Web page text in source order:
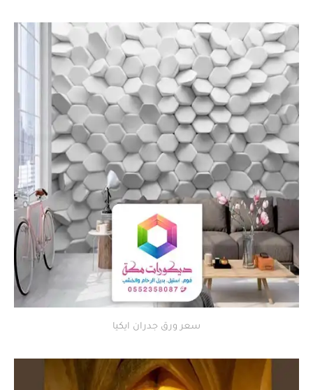
سعر ورق جدران ايكيا